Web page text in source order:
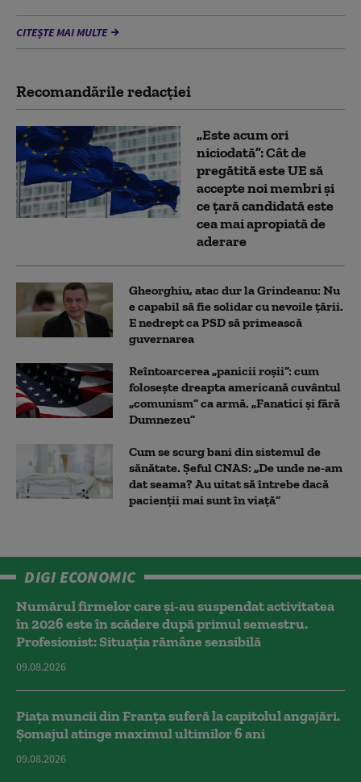
CITEȘTE MAI MULTE
Recomandările redacţiei
„Este acum ori
niciodată”: Cât de
pregătită este UE să
accepte noi membri și
ce țară candidată este
cea mai apropiată de
aderare
Gheorghiu, atac dur la Grindeanu: Nu
e capabil să fie solidar cu nevoile țării.
E nedrept ca PSD să primească
guvernarea
Reîntoarcerea „panicii roșii”: cum
folosește dreapta americană cuvântul
„comunism” ca armă. „Fanatici și fără
Dumnezeu”
Cum se scurg bani din sistemul de
sănătate. Șeful CNAS: „De unde ne-am
dat seama? Au uitat să întrebe dacă
pacienții mai sunt în viață”
DIGI ECONOMIC
Numărul firmelor care și-au suspendat activitatea
în 2026 este în scădere după primul semestru.
Profesionist: Situația rămâne sensibilă
09.08.2026
Piața muncii din Franța suferă la capitolul angajări.
Șomajul atinge maximul ultimilor 6 ani
09.08.2026